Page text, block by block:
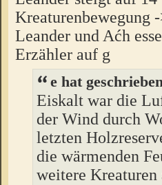
Kreaturenbewegung
Leander und Aćh
Erzähler auf g
e hat
Eiskalt war die
der Wind durch
letzten
die wärmenden
weitere Kreaturen